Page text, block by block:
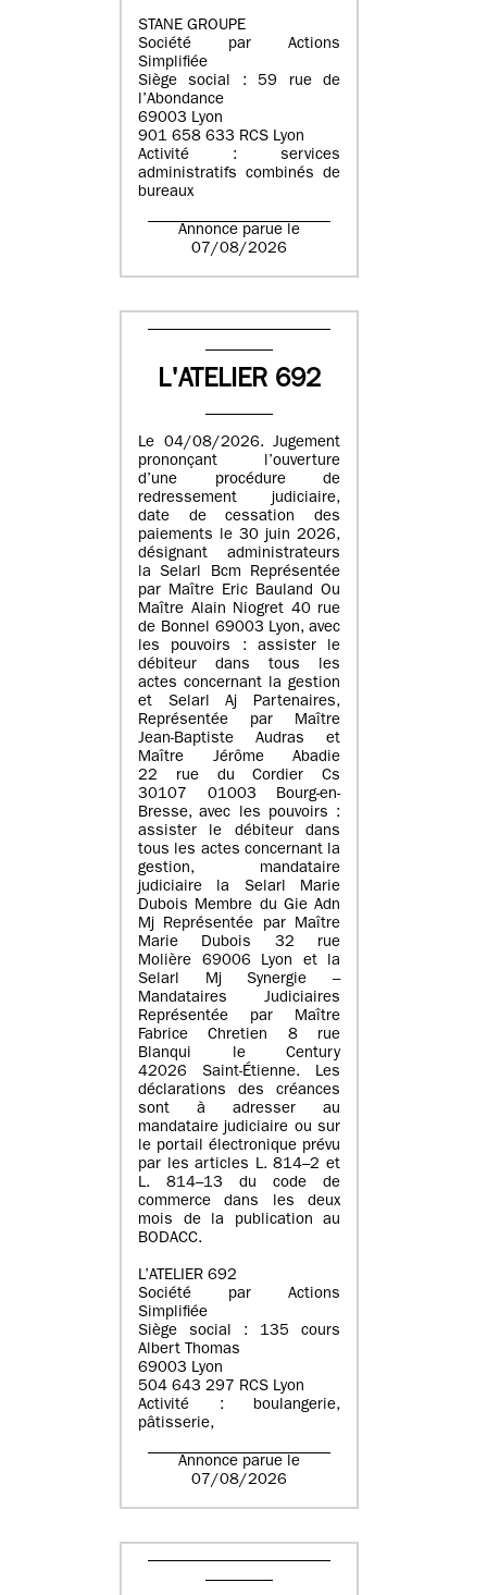
STANE GROUPE
Société par Actions
Simplifiée
Siège social : 59 rue de
l’Abondance
69003 Lyon
901 658 633 RCS Lyon
Activité : services
administratifs combinés de
bureaux
Annonce parue le
07/08/2026
L'ATELIER 692
Le 04/08/2026. Jugement
prononçant l’ouverture
d’une procédure de
redressement judiciaire,
date de cessation des
paiements le 30 juin 2026,
désignant administrateurs
la Selarl Bcm Représentée
par Maître Eric Bauland Ou
Maître Alain Niogret 40 rue
de Bonnel 69003 Lyon, avec
les pouvoirs : assister le
débiteur dans tous les
actes concernant la gestion
et Selarl Aj Partenaires,
Représentée par Maître
Jean-Baptiste Audras et
Maître Jérôme Abadie
22 rue du Cordier Cs
30107 01003 Bourg-en-
Bresse, avec les pouvoirs :
assister le débiteur dans
tous les actes concernant la
gestion, mandataire
judiciaire la Selarl Marie
Dubois Membre du Gie Adn
Mj Représentée par Maître
Marie Dubois 32 rue
Molière 69006 Lyon et la
Selarl Mj Synergie –
Mandataires Judiciaires
Représentée par Maître
Fabrice Chretien 8 rue
Blanqui le Century
42026 Saint-Étienne. Les
déclarations des créances
sont à adresser au
mandataire judiciaire ou sur
le portail électronique prévu
par les articles L. 814–2 et
L. 814–13 du code de
commerce dans les deux
mois de la publication au
BODACC.
L’ATELIER 692
Société par Actions
Simplifiée
Siège social : 135 cours
Albert Thomas
69003 Lyon
504 643 297 RCS Lyon
Activité : boulangerie,
pâtisserie,
Annonce parue le
07/08/2026